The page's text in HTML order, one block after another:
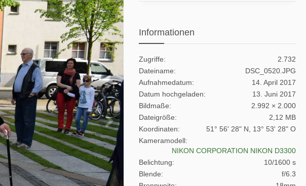
Informationen
Zugriffe
2.732
Dateiname
DSC_0520.JPG
Aufnahmedatum
14. April 2017
Datum hochgeladen
13. Juni 2017
Bildmaße
2.992 × 2.000
Dateigröße
2,12 MB
Koordinaten
51° 56' 28" N, 13° 53' 28" O
Kameramodell
NIKON CORPORATION NIKON D3300
Belichtung
10/1600 s
Blende
f/6.3